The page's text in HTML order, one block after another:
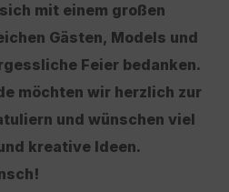
mit einem großen
Gästen, Models und
Feier bedanken.
möchten wir herzlich zur
und wünschen viel
kreative Ideen.